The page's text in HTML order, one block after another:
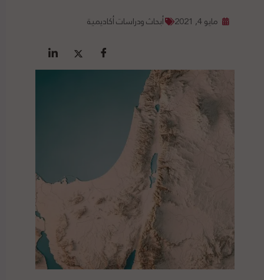
مايو 4, 2021 أبحاث ودراسات أكاديمية